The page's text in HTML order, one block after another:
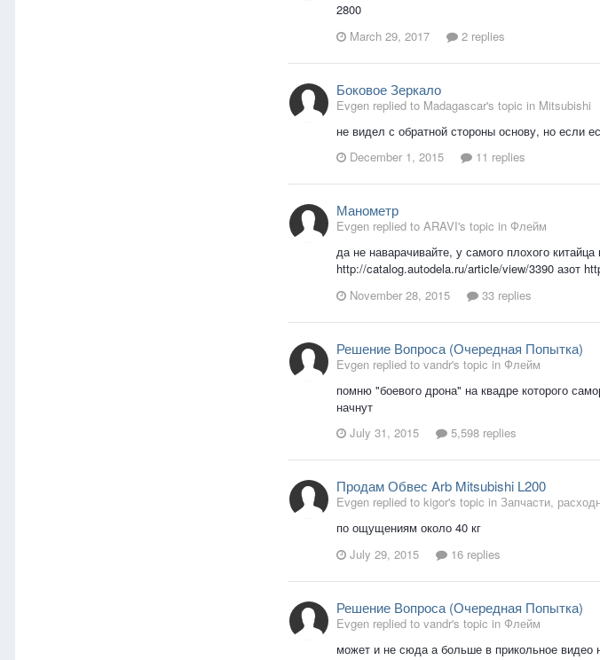
2800
March 29, 2017
2 replies
Боковое Зеркало
Evgen replied to Madagascar's topic in Mitsubishi
не видел с обратной стороны основу, но если
December 1, 2015
11 replies
Манометр
Evgen replied to ARAVI's topic in Флейм
да не наварачивайте, у самого плохого
http://catalog.autodela.ru/article/view/3390 азот
November 28, 2015
33 replies
Решение Вопроса (Очередная Попытка)
Evgen replied to vandr's topic in Флейм
помню "боевого дрона" на квадре которого
начнут
July 31, 2015
5,598 replies
Продам Обвес Arb Mitsubishi L200
Evgen replied to kigor's topic in Запчасти,
по ощущениям около 40 кг
July 29, 2015
16 replies
Решение Вопроса (Очередная Попытка)
Evgen replied to vandr's topic in Флейм
может и не сюда а больше в прикольное видео